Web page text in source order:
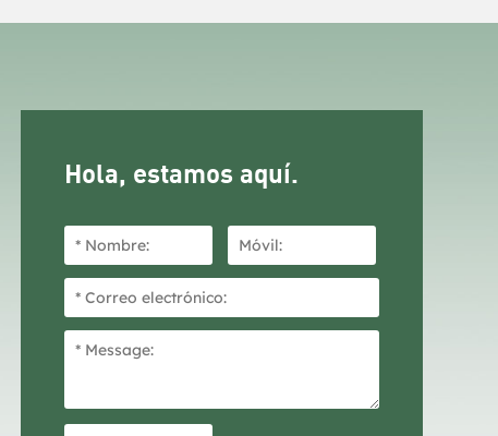
Hola, estamos aquí.